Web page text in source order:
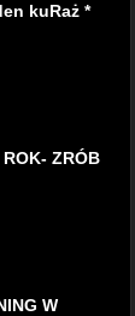
kuRaż *
ROK- ZRÓB
W